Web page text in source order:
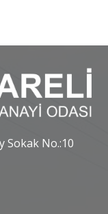
Sokak No.:10